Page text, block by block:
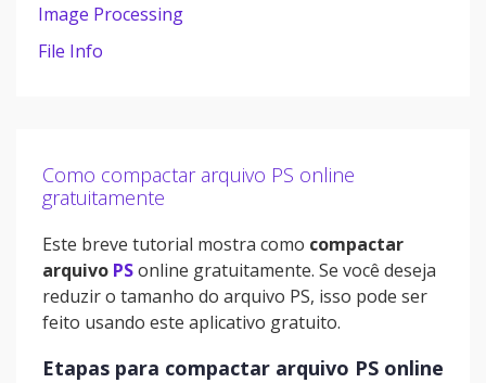
Image Processing
File Info
Como compactar arquivo PS online
gratuitamente
Este breve tutorial mostra como compactar
arquivo PSonline gratuitamente. Se você deseja
reduzir o tamanho do arquivo PS, isso pode ser
feito usando este aplicativo gratuito.
Etapas para compactar arquivo PS online